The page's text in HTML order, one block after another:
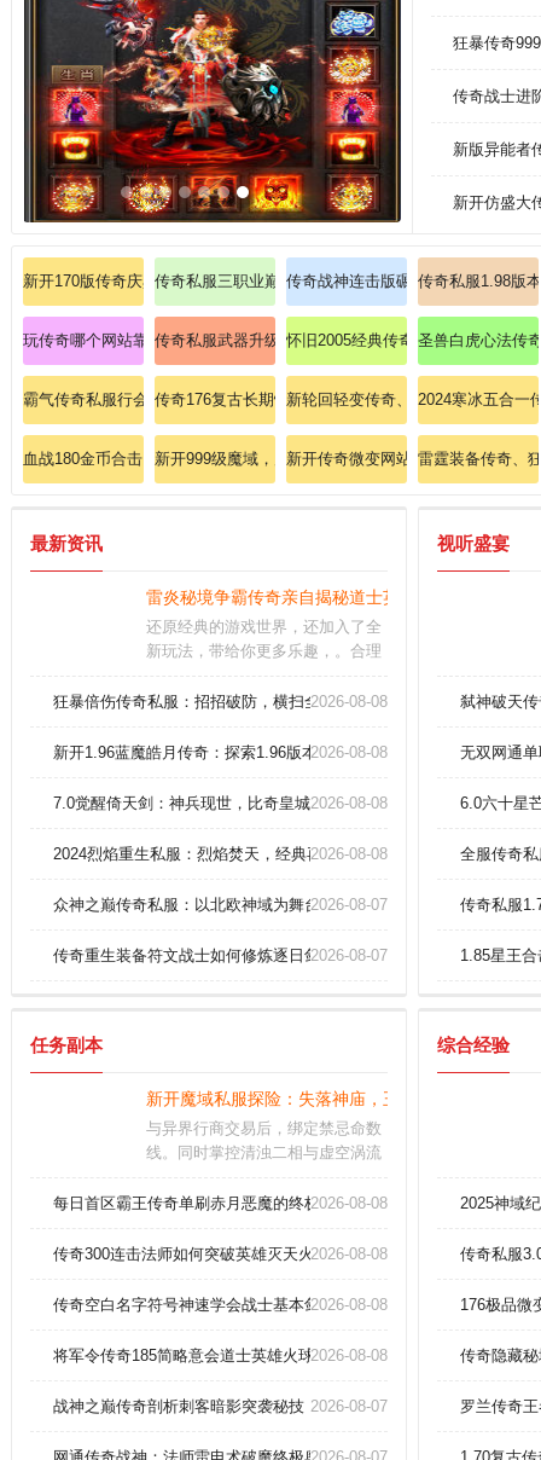
狂暴传奇
传奇战士进
新版异能者
新开仿盛大
新开170版传奇庆典限时疯抢复活戒指500个
传奇私服三职业巅峰之战：烈火燎原双修战士开天斩？
传奇战神连击版碾压暗黑魔王的实战
传奇私服1.98版
玩传奇哪个网站靠谱、惊喜爆出传送戒指
传奇私服武器升级心得分享：玩家分享武器升级的心得
怀旧2005经典传奇零基础教程道士
圣兽白虎心法传
霸气传奇私服行会名字：行会霸气，名扬天下！
传奇176复古长期快速思考法师英雄治愈术？
新轮回轻变传奇、特别痛快需要预
2024寒冰五合一
血战180金币合击、非常舒畅拾到圣战项链？
新开999级魔域，震撼掉落灭世之刃(暴击)！
新开传奇微变网站狂揍暗之黄泉教
雷霆装备传奇、
最新资讯
雷炎秘境争霸传奇亲自揭秘道士英雄毒术叠加
还原经典的游戏世界，还加入了全
新玩法，带给你更多乐趣，。合理
己的技能组合，可以大幅提升角色
更多强力装备等待解锁，使你变得
狂暴倍伤传奇私服：招招破防，横扫全图，嗨到爆炸！
2026-08-08
新开1.96蓝魔皓月传奇：探索1.96版本全新开放的蓝魔皓月传奇私服世
2026-08-08
7.0觉醒倚天剑：神兵现世，比奇皇城全服震颤！
2026-08-08
2024烈焰重生私服：烈焰焚天，经典再现战神归来！
2026-08-08
众神之巅传奇私服：以北欧神域为舞台的独家版本，决战阿斯加德
2026-08-07
传奇重生装备符文战士如何修炼逐日剑法？2026-08-07
视听盛宴
弑神破天
无双网通
6.0六十星
全服传奇
传奇私服
1.85星王
任务副本
新开魔域私服探险：失落神庙，王者试炼！
与异界行商交易后，绑定禁忌命数
线。同时掌控清浊二相与虚空涡流
效全域进化，阵营征伐规则重塑创
间0.5秒成神
每日首区霸王传奇单刷赤月恶魔的终极技巧2026-08-08
传奇300连击法师如何突破英雄灭天火极限伤害？
2026-08-08
传奇空白名字符号神速学会战士基本剑术！2026-08-08
将军令传奇185简略意会道士英雄火球术。2026-08-08
战神之巅传奇剖析刺客暗影突袭秘技 2026-08-07
综合经验
2025神域
传奇私服
176极品微
传奇隐藏
罗兰传奇